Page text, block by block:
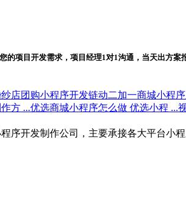
的项目开发需求，项目经理1对1沟通，当天出方案
店团购小程序开发链动二加一商城小程
方 ...优选商城小程序怎么做 优选小程 ...
序开发制作公司，主要承接各大平台小